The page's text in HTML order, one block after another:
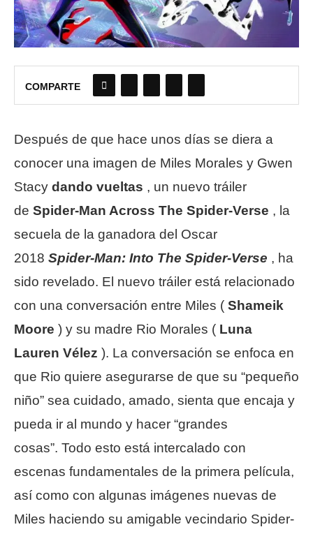
COMPARTE
Después de que hace unos días se diera a
conocer una imagen de Miles Morales y Gwen
Stacy dando vueltas , un nuevo tráiler
de Spider-Man Across The Spider-Verse , la
secuela de la ganadora del Oscar
2018 Spider-Man: Into The Spider-Verse , ha
sido revelado. El nuevo tráiler está relacionado
con una conversación entre Miles ( Shameik
Moore ) y su madre Rio Morales ( Luna
Lauren Vélez ). La conversación se enfoca en
que Rio quiere asegurarse de que su “pequeño
niño” sea cuidado, amado, sienta que encaja y
pueda ir al mundo y hacer “grandes
cosas”. Todo esto está intercalado con
escenas fundamentales de la primera película,
así como con algunas imágenes nuevas de
Miles haciendo su amigable vecindario Spider-